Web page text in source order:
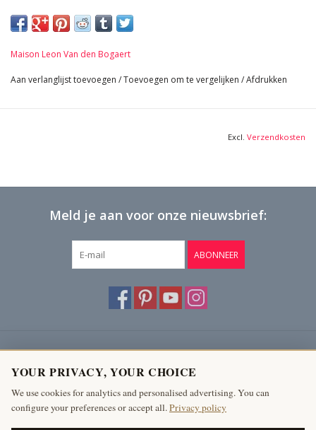
22,4 Kg
Maison Leon Van den Bogaert
Aan verlanglijst toevoegen /Toevoegen om te vergelijken /Afdrukken
Excl. Verzendkosten
Meld je aan voor onze nieuwsbrief:
ABONNEER
Producten
Mijn account
YOUR PRIVACY, YOUR CHOICE
We use cookies for analytics and personalised advertising. You can
configure your preferences or accept all.Privacy policy